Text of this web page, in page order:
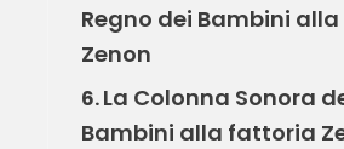
Regno dei Bambini
Zenon
6.La Colonna Sonora
Bambini alla fattoria